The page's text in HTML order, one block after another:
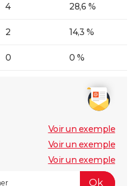
4 28,6 %
2 14,3 %
0 0 %
Voir un exemple
Voir un exemple
Voir un exemple